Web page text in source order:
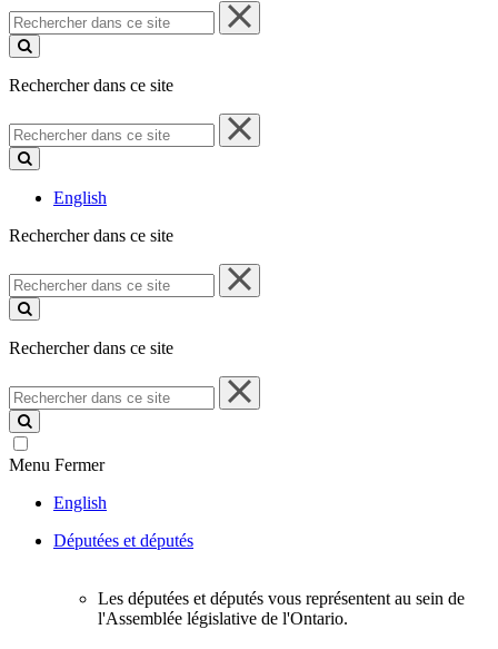
Rechercher
dans
ce
Rechercher dans ce site
Rechercher
dans
ce
English
Rechercher dans ce site
Rechercher
dans
ce
Rechercher dans ce site
Rechercher
dans
ce
site
Menu Fermer
English
Députées et députés
Les députées et députés vous représentent au sein de
l'Assemblée législative de l'Ontario.